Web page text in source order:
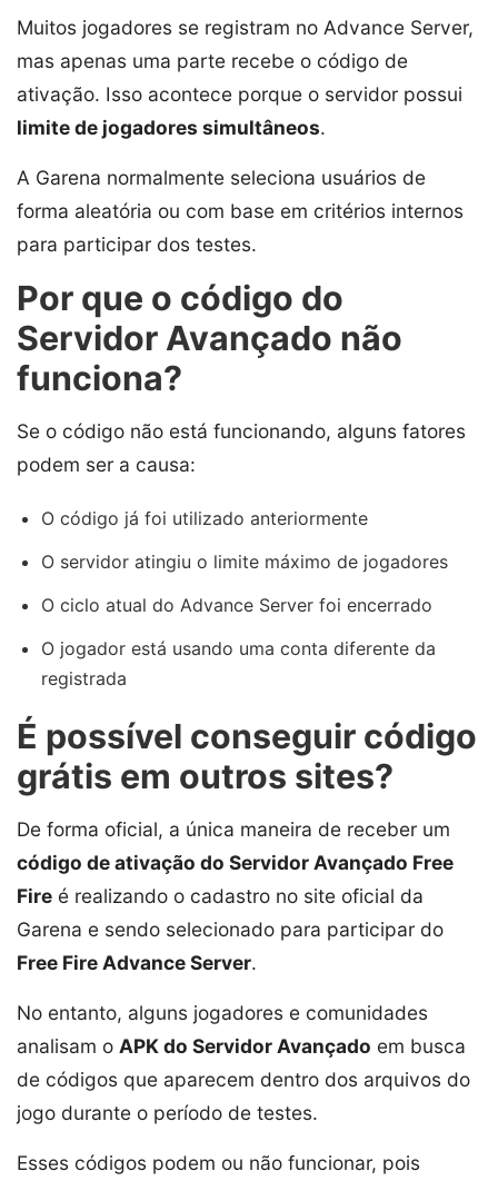
Muitos jogadores se registram no Advance Server,
mas apenas uma parte recebe o código de
ativação. Isso acontece porque o servidor possui
limite de jogadores simultâneos.
A Garena normalmente seleciona usuários de
forma aleatória ou com base em critérios internos
para participar dos testes.
Por que o código do
Servidor Avançado não
funciona?
Se o código não está funcionando, alguns fatores
podem ser a causa:
O código já foi utilizado anteriormente
O servidor atingiu o limite máximo de jogadores
O ciclo atual do Advance Server foi encerrado
O jogador está usando uma conta diferente da
registrada
É possível conseguir código
grátis em outros sites?
De forma oficial, a única maneira de receber um
código de ativação do Servidor Avançado Free
Fire é realizando o cadastro no site oficial da
Garena e sendo selecionado para participar do
Free Fire Advance Server.
No entanto, alguns jogadores e comunidades
analisam o APK do Servidor Avançado em busca
de códigos que aparecem dentro dos arquivos do
jogo durante o período de testes.
Esses códigos podem ou não funcionar, pois